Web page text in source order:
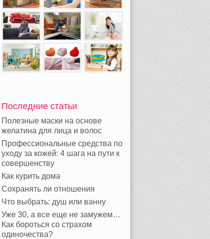
Последние статьи
Полезные маски на основе
желатина для лица и волос
Профессиональные средства по
уходу за кожей: 4 шага на пути к
совершенству
Как курить дома
Сохранять ли отношения
Что выбрать: душ или ванну
Уже 30, а все еще не замужем…
Как бороться со страхом
одиночества?